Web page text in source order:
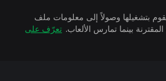
بتشغيلها وصولاً إلى معلومات ملف
تعرّف على